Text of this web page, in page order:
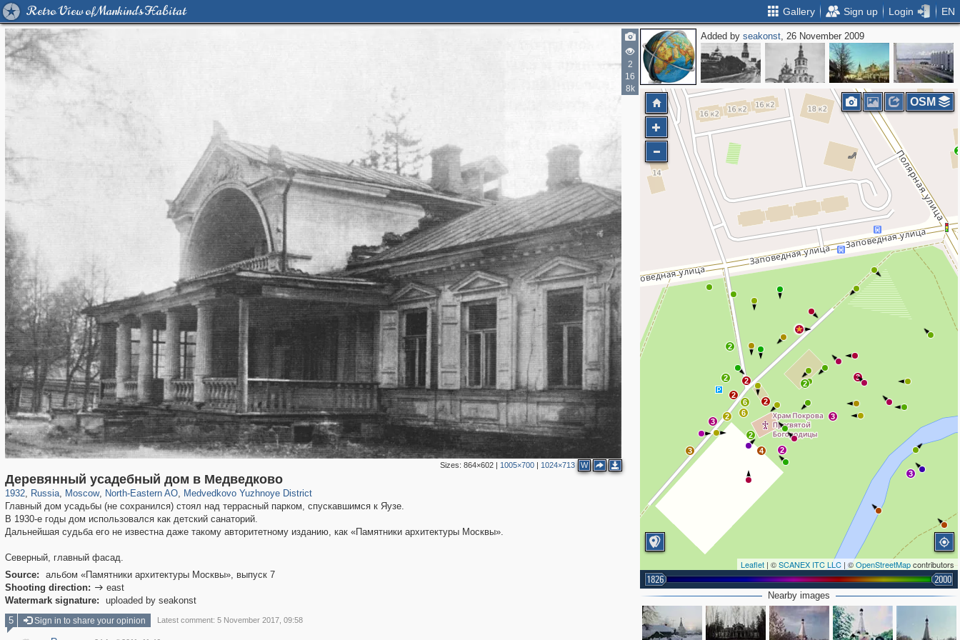
Retro View of Mankind's Habitat Gallery Sign up Login EN
2
16
8k
Sizes: 864×602| 1005×700| 1024×713 W
Деревянный усадебный дом в Медведково
1932, Russia
1,407,361 29,248
, Moscow
319,882 8,286
, North-Eastern AO
24,495 250
, Medvedkovo Yuzhnoye District
369 8
Главный дом усадьбы (не сохранился) стоял над террасный парком, спускавшимся к Яузе.
В 1930-е годы дом использовался как детский санаторий.
Дальнейшая судьба его не известна даже такому авторитетному изданию, как «Памятники архитектуры Москвы».
Северный, главный фасад.
Source:
альбом «Памятники архитектуры Москвы», выпуск 7
Shooting direction:  east
Watermark signature:
uploaded by seakonst
Added byseakonst, 26 November 2009
2
2
2
3
2
3
3
2
2
6
2
2
2
6
2
3
4
2
2
3
Leaflet | ©SCANEX ITC LLC | ©OpenStreetMapcontributors
1826 2000
OSM
Nearby images
5 Sign in to share your opinion Latest comment: 5 November 2017, 09:58